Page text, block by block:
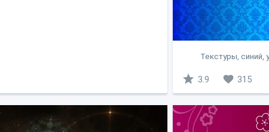
Текстуры, синий,
3.9 315